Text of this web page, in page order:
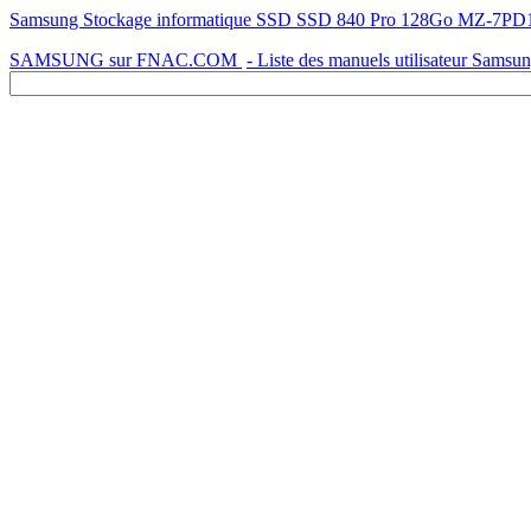
Samsung Stockage informatique SSD SSD 840 Pro 128Go MZ-
SAMSUNG sur FNAC.COM - Liste des manuels utilisateur